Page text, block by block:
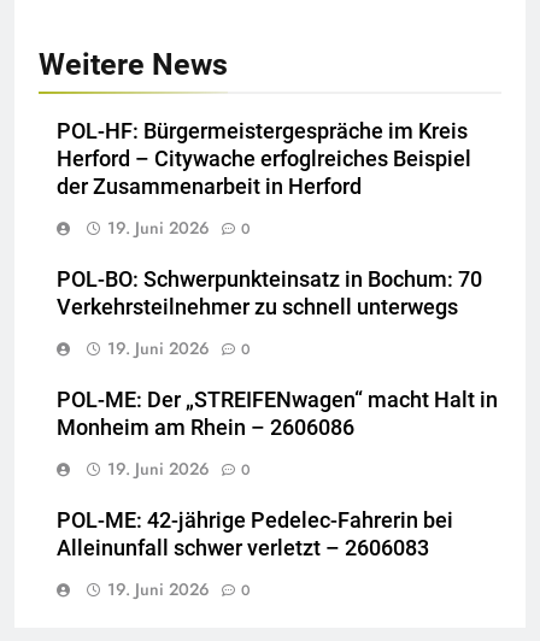
Weitere News
POL-HF: Bürgermeistergespräche im Kreis
Herford – Citywache erfoglreiches Beispiel
der Zusammenarbeit in Herford
19. Juni 2026
0
POL-BO: Schwerpunkteinsatz in Bochum: 70
Verkehrsteilnehmer zu schnell unterwegs
19. Juni 2026
0
POL-ME: Der „STREIFENwagen“ macht Halt in
Monheim am Rhein – 2606086
19. Juni 2026
0
POL-ME: 42-jährige Pedelec-Fahrerin bei
Alleinunfall schwer verletzt – 2606083
19. Juni 2026
0